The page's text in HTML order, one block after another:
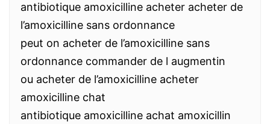
antibiotique amoxicilline acheter acheter de
l’amoxicilline sans ordonnance
peut on acheter de l’amoxicilline sans
ordonnance commander de l augmentin
ou acheter de l’amoxicilline acheter
amoxicilline chat
antibiotique amoxicilline achat amoxicillin